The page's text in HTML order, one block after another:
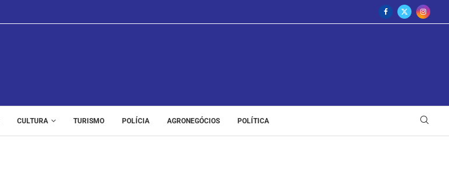
CULTURA TURISMO POLÍCIA AGRONEGÓCIOS POLÍTICA